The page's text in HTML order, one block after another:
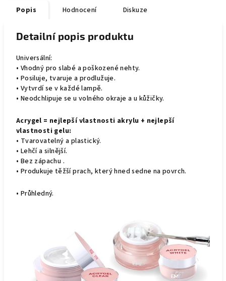
Popis Hodnocení Diskuze
Detailní popis produktu
Universální:
• Vhodný pro slabé a poškozené nehty.
• Posiluje, tvaruje a prodlužuje.
• Vytvrdí se v každé lampě.
• Neodchlipuje se u volného okraje a u kůžičky.
Acrygel = nejlepší vlastnosti akrylu + nejlepší
vlastnosti gelu:
• Tvarovatelný a plastický.
• Lehčí a silnější.
• Bez zápachu .
• Produkuje těžší prach, který hned sedne na povrch.
• Průhledný.